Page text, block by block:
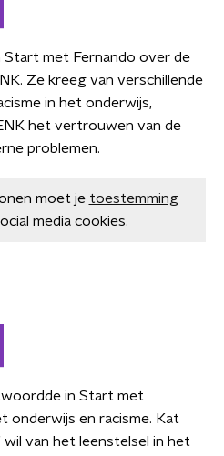
Start met Fernando over de
Ze kreeg van verschillende
in het onderwijs,
het vertrouwen van de
problemen.
moet je toestemming
media cookies.
in Start met
onderwijs en racisme. Kat
van het leenstelsel in het